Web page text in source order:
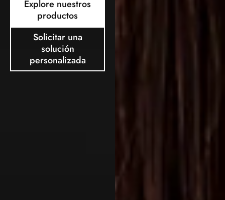
Explore nuestros
productos
Solicitar una
solución
personalizada